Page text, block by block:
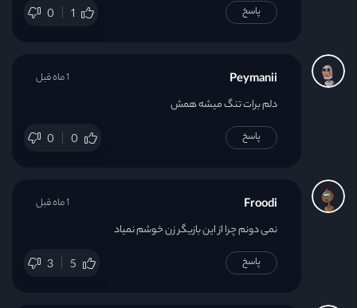
0 1 پاسخ
Peymanii
دلم برات تنگ میشه همش
0 0
1 ماه قبل
پاسخ
Froodi
نمی دونم چرا از این بازیگر زن خوشم نمیاد
3 5
1 ماه قبل
پاسخ